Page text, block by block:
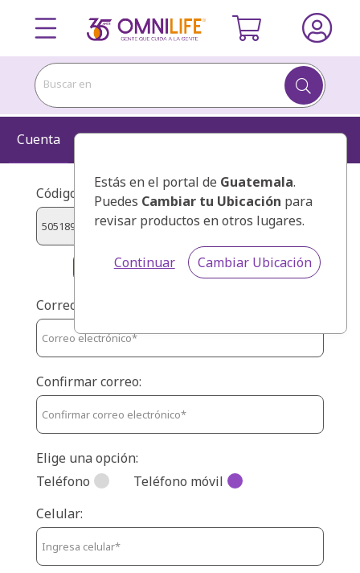
Buscar en
Estás en el portal de Guatemala.
Puedes Cambiar tu Ubicación para
revisar productos en otros lugares.
Continuar Cambiar Ubicación
Cuenta Información Kit Confirmar
Código de presentador:
BELLY MORAN, PEDRO ANTONIO
Correo:
Confirmar correo:
Elige una opción:
Teléfono
Teléfono móvil
Celular: